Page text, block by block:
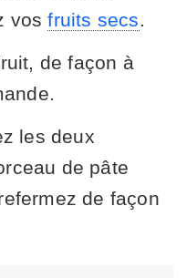
vosfruits secs
de façon à
les deux
de pâte
de façon